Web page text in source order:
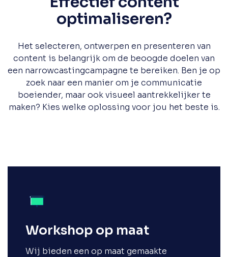
optimaliseren?
Het selecteren, ontwerpen en presenteren van
content is belangrijk om de beoogde doelen van
een narrowcastingcampagne te bereiken. Ben je op
zoek naar een manier om je communicatie
boeiender, maar ook visueel aantrekkelijker te
maken? Kies welke oplossing voor jou het beste is.
Workshop op maat
Wij bieden een op maat gemaakte